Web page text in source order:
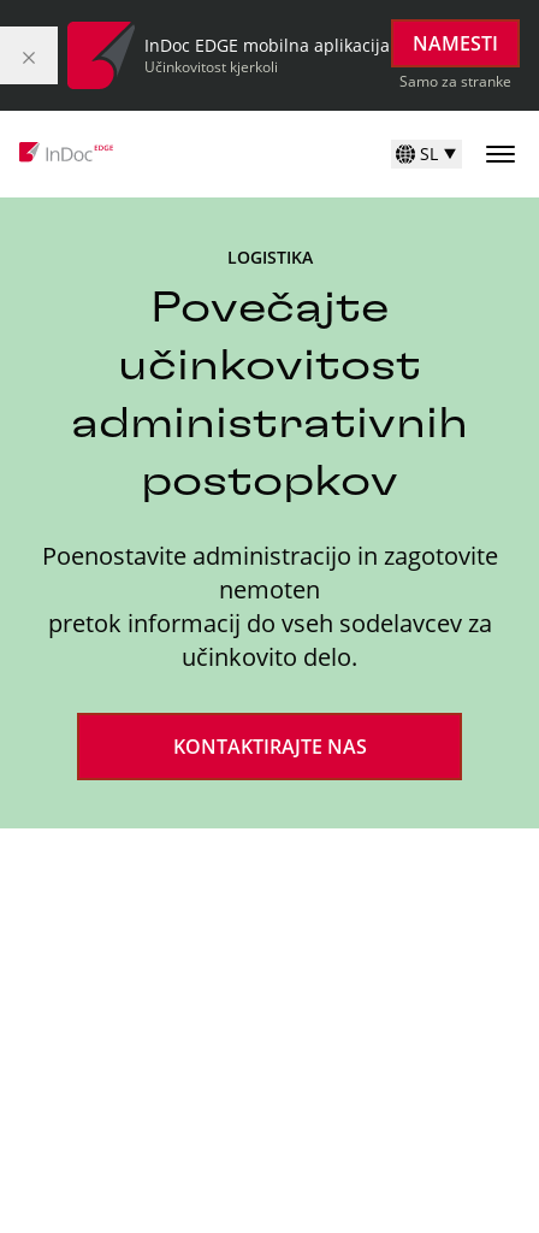
InDoc EDGE mobilna aplikacija
Učinkovitost kjerkoli
NAMESTI
Samo za stranke
SL
LOGISTIKA
Povečajte
učinkovitost
administrativnih
postopkov
Poenostavite administracijo in zagotovite
nemoten
pretok informacij do vseh sodelavcev za
učinkovito delo.
KONTAKTIRAJTE NAS